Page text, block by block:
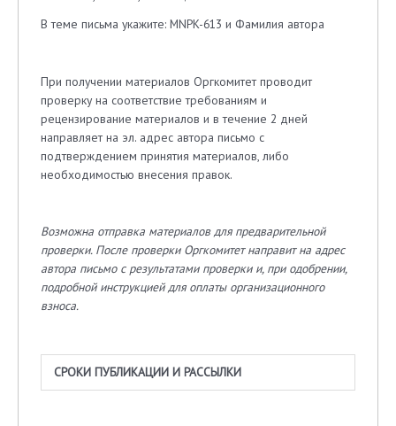
В теме письма укажите: MNPK-613 и Фамилия автора
При получении материалов Оргкомитет проводит
проверку на соответствие требованиям и
рецензирование материалов и в течение 2 дней
направляет на эл. адрес автора письмо с
подтверждением принятия материалов, либо
необходимостью внесения правок.
Возможна отправка материалов для предварительной
проверки. После проверки Оргкомитет направит на адрес
автора письмо с результатами проверки и, при одобрении,
подробной инструкцией для оплаты организационного
взноса.
СРОКИ ПУБЛИКАЦИИ И РАССЫЛКИ